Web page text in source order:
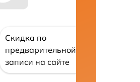
Скидка по
предварительной
записи на сайте